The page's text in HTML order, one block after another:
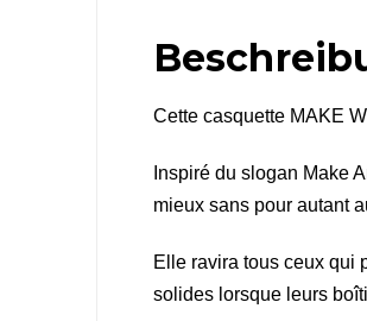
Cette casquette MAKE
Inspiré du slogan Make
mieux sans pour autant
Elle ravira tous ceux qui
solides lorsque leurs